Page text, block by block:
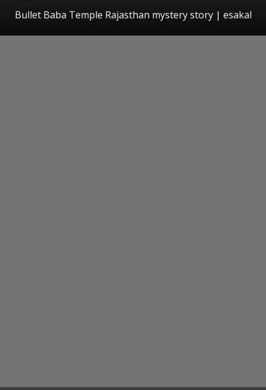
Bullet Baba Temple Rajasthan mystery story | esakal